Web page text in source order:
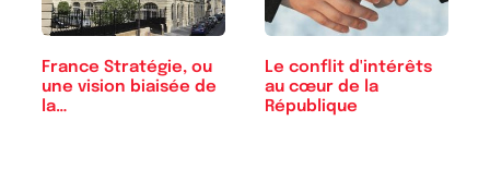
France Stratégie, ou
une vision biaisée de
la…
Le conflit d'intérêts
au cœur de la
République